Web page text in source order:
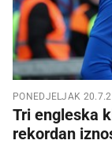
PONEDJELJAK
Tri engleska
rekordan